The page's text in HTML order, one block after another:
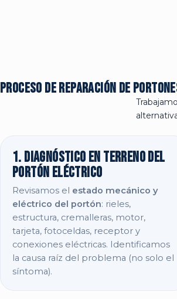
Proceso de reparación de
1. Diagnóstico en terreno del
portón eléctrico
Revisamos el estado mecánico y
eléctrico del portón: rieles,
estructura, cremalleras, motor,
tarjeta, fotoceldas, receptor y
conexiones eléctricas. Identificamos
la causa raíz del problema (no solo el
síntoma).